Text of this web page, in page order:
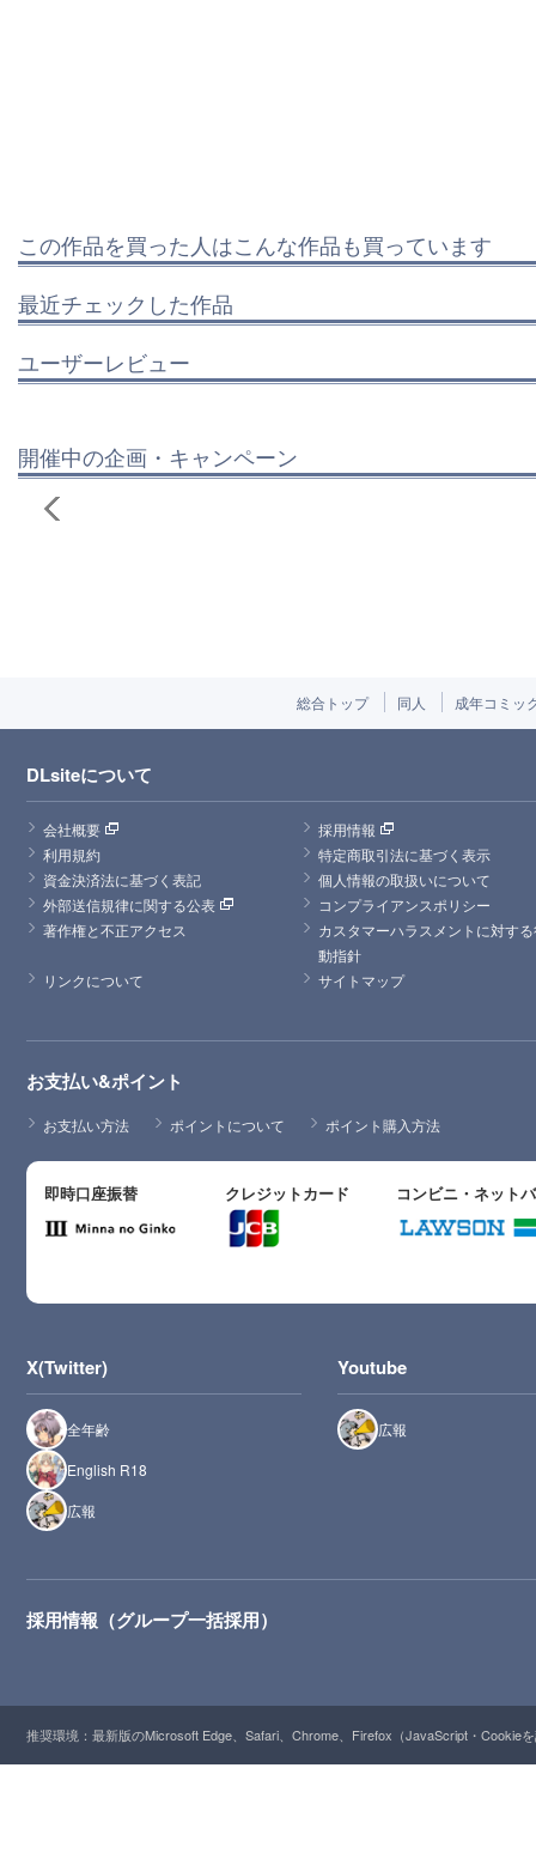
この作品を買った人はこんな作品も買っています
最近チェックした作品
ユーザーレビュー
開催中の企画・キャンペーン
総合トップ 同人 成年コミッ
DLsiteについて
会社概要
採用情報
利用規約
特定商取引法に基づく表示
資金決済法に基づく表記
個人情報の取扱いについて
外部送信規律に関する公表
コンプライアンスポリシー
著作権と不正アクセス
カスタマーハラスメントに対す
動指針
リンクについて
サイトマップ
お支払い&ポイント
お支払い方法 ポイントについて ポイント購入方法
即時口座振替 クレジットカード コンビニ・ネット
X(Twitter)
全年齢
English R18
広報
Youtube
広報
採用情報（グループ一括採用）
推奨環境：最新版のMicrosoft Edge、Safari、Chrome、Firefox（JavaScript・Cookie